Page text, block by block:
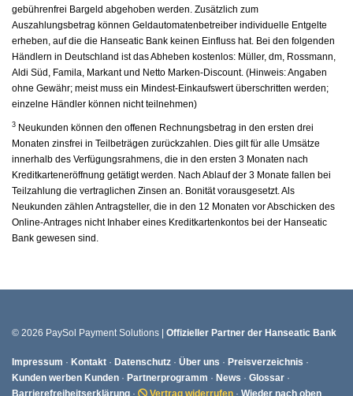
gebührenfrei Bargeld abgehoben werden. Zusätzlich zum
Auszahlungsbetrag können Geldautomatenbetreiber individuelle Entgelte
erheben, auf die die Hanseatic Bank keinen Einfluss hat. Bei den folgenden
Händlern in Deutschland ist das Abheben kostenlos: Müller, dm, Rossmann,
Aldi Süd, Famila, Markant und Netto Marken-Discount. (Hinweis: Angaben
ohne Gewähr; meist muss ein Mindest-Einkaufswert überschritten werden;
einzelne Händler können nicht teilnehmen)
3 Neukunden können den offenen Rechnungsbetrag in den ersten drei
Monaten zinsfrei in Teilbeträgen zurückzahlen. Dies gilt für alle Umsätze
innerhalb des Verfügungsrahmens, die in den ersten 3 Monaten nach
Kreditkarteneröffnung getätigt werden. Nach Ablauf der 3 Monate fallen bei
Teilzahlung die vertraglichen Zinsen an. Bonität vorausgesetzt. Als
Neukunden zählen Antragsteller, die in den 12 Monaten vor Abschicken des
Online-Antrages nicht Inhaber eines Kreditkartenkontos bei der Hanseatic
Bank gewesen sind.
© 2026 PaySol Payment Solutions | Offizieller Partner der Hanseatic Bank
Impressum · Kontakt · Datenschutz · Über uns · Preisverzeichnis ·
Kunden werben Kunden · Partnerprogramm · News · Glossar ·
Barrierefreiheitserklärung · Vertrag widerrufen · Wieder nach oben